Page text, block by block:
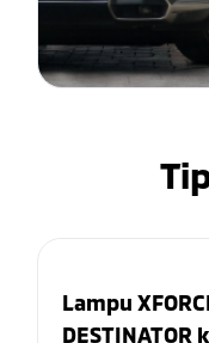
Lampu
DESTINATOR